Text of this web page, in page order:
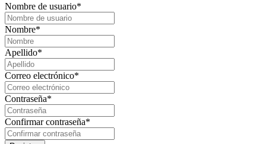
Nombre de usuario*
Nombre*
Apellido*
Correo electrónico*
Contraseña*
Confirmar contraseña*